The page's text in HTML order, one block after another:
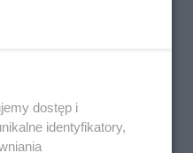
dostęp i
identyfikatory,